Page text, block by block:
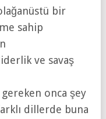
bir
sahip
ve savaş
onca şey
dillerde buna